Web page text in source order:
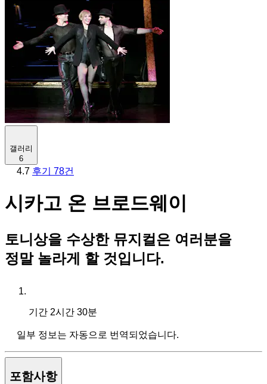
갤러리
6
4.7 후기 78건
시카고 온 브로드웨이
토니상을 수상한 뮤지컬은 여러분을
정말 놀라게 할 것입니다.
기간 2시간 30분
일부 정보는 자동으로 번역되었습니다.
포함사항